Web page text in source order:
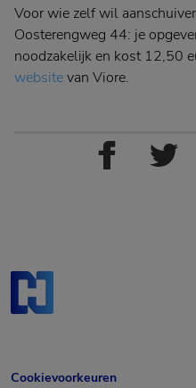
Voor wie zelf wil
Oosterengweg 44: je
noodzakelijk en kost 12,50
websitevan Viore.
Cookievoorkeuren